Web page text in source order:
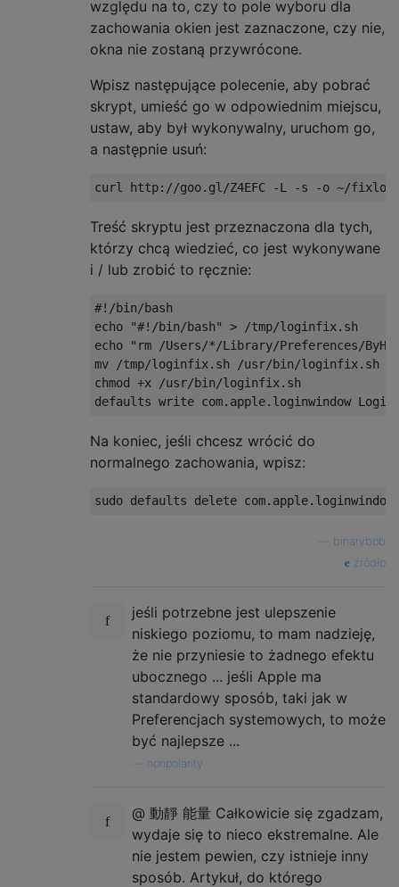
względu na to, czy to pole wyboru dla
zachowania okien jest zaznaczone, czy nie,
okna nie zostaną przywrócone.
Wpisz następujące polecenie, aby pobrać
skrypt, umieść go w odpowiednim miejscu,
ustaw, aby był wykonywalny, uruchom go,
a następnie usuń:
Treść skryptu jest przeznaczona dla tych,
którzy chcą wiedzieć, co jest wykonywane
i / lub zrobić to ręcznie:
#!/bin/bash
echo "#!/bin/bash" > /tmp/loginfix.sh
echo "rm /Users/*/Library/Preferences/
mv /tmp/loginfix.sh /usr/bin/loginfix.sh
chmod +x /usr/bin/loginfix.sh
Na koniec, jeśli chcesz wrócić do
normalnego zachowania, wpisz:
binarybob
źródło
jeśli potrzebne jest ulepszenie
niskiego poziomu, to mam nadzieję,
że nie przyniesie to żadnego efektu
ubocznego ... jeśli Apple ma
standardowy sposób, taki jak w
Preferencjach systemowych, to może
być najlepsze ...
nonpolarity
@ 動靜 能量 Całkowicie się zgadzam,
wydaje się to nieco ekstremalne. Ale
nie jestem pewien, czy istnieje inny
sposób. Artykuł, do którego